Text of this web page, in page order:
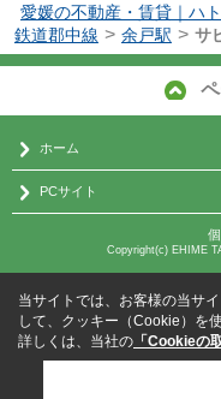
愛媛の不動産・賃貸｜ハ
鉄道郡中線 > 余戸駅 > サ
ホーム
PCサイト
Copyright(c) EHIME
当サイトでは、お客様の当サ
して、クッキー（Cookie）を
詳しくは、当社の 「Cookieの